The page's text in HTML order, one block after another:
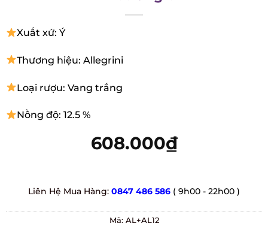
Xuất xứ: Ý
Thương hiệu: Allegrini
Loại rượu: Vang trắng
Nồng độ: 12.5 %
608.000₫
Liên Hệ Mua Hàng:0847 486 586 ( 9h00 - 22h00 )
Mã:AL+AL12